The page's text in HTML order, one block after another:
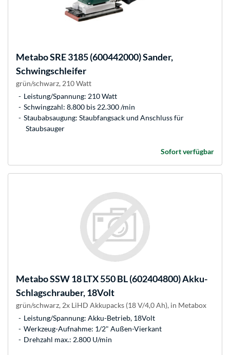
MetaboSRE 3185 (600442000) Sander,
Schwingschleifer
grün/schwarz, 210 Watt
Leistung/Spannung: 210 Watt
Schwingzahl: 8.800 bis 22.300 /min
Staubabsaugung: Staubfangsack und Anschluss für
Staubsauger
Sofort verfügbar
MetaboSSW 18 LTX 550 BL (602404800) Akku-
Schlagschrauber, 18Volt
grün/schwarz, 2x LiHD Akkupacks (18 V/4,0 Ah), in Metabox
Leistung/Spannung: Akku-Betrieb, 18Volt
Werkzeug-Aufnahme: 1/2" Außen-Vierkant
Drehzahl max.: 2.800 U/min